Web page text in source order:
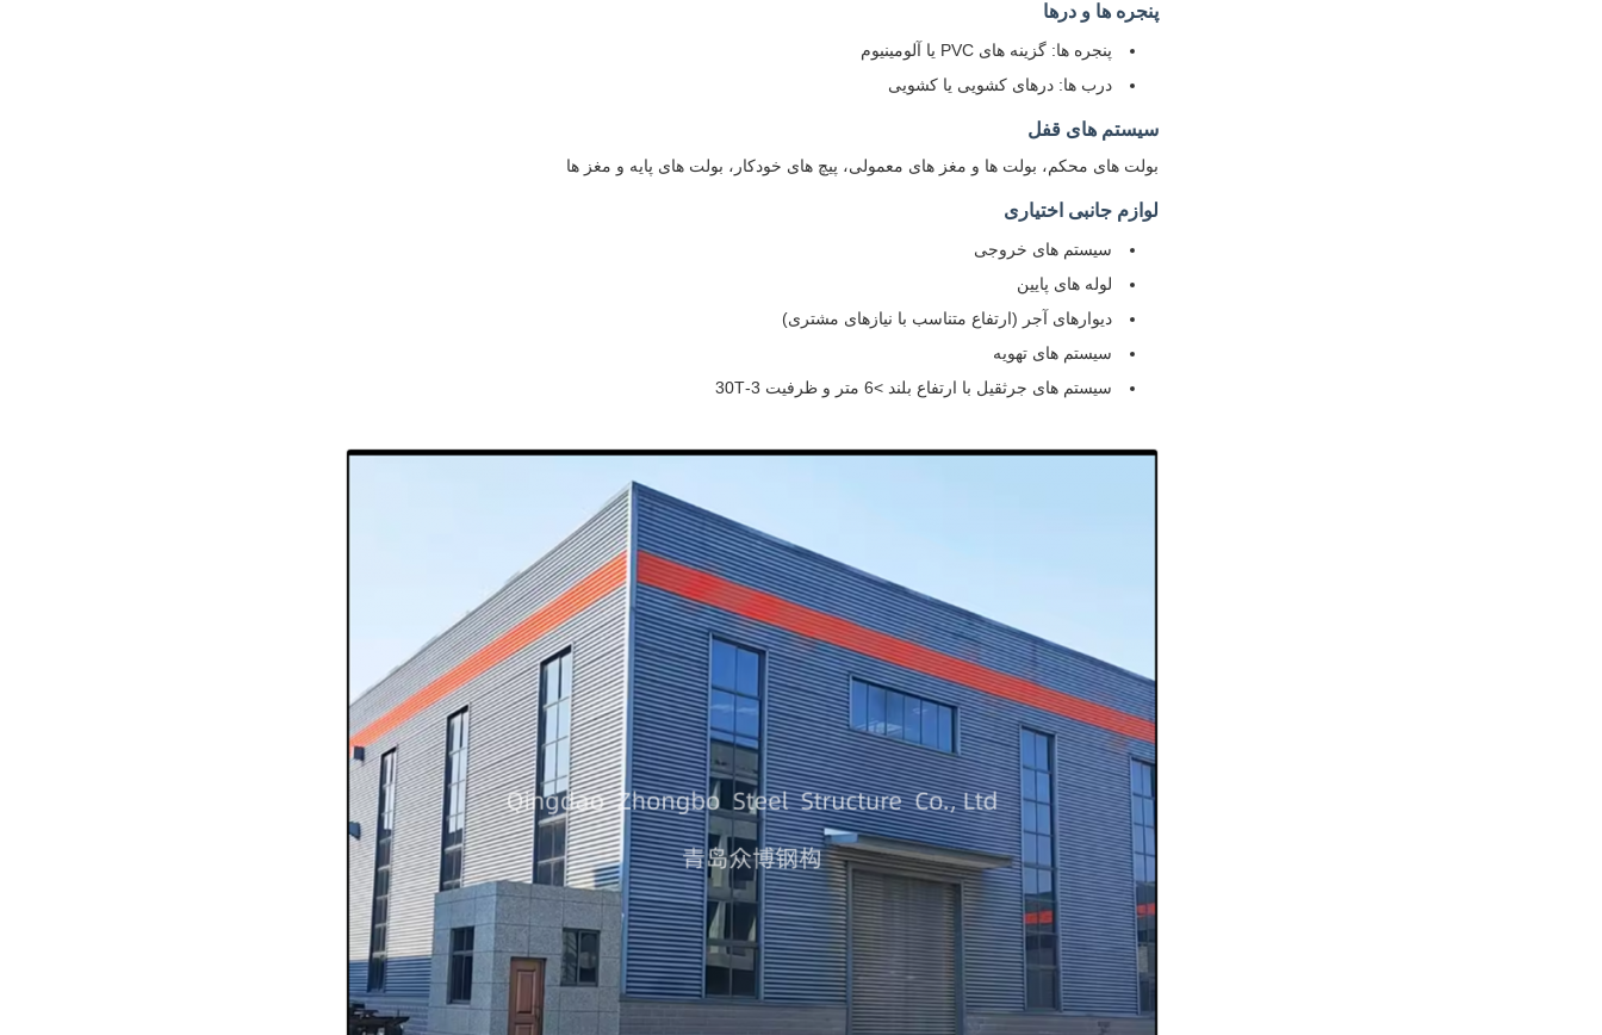
پنجره ها و درها
پنجره ها: گزینه های PVC یا آلومینیوم
درب ها: درهای کشویی یا کشویی
سیستم های قفل
بولت های محکم، بولت ها و مغز های معمولی، پیچ های خودکار، بولت های پایه و مغز ها
لوازم جانبی اختیاری
سیستم های خروجی
لوله های پایین
دیوارهای آجر (ارتفاع متناسب با نیازهای مشتری)
سیستم های تهویه
سیستم های جرثقیل با ارتفاع بلند >6 متر و ظرفیت 3-30T